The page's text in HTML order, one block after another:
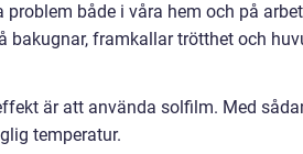
både i våra hem och på
framkallar trötthet och
är att använda solfilm. Med
temperatur.